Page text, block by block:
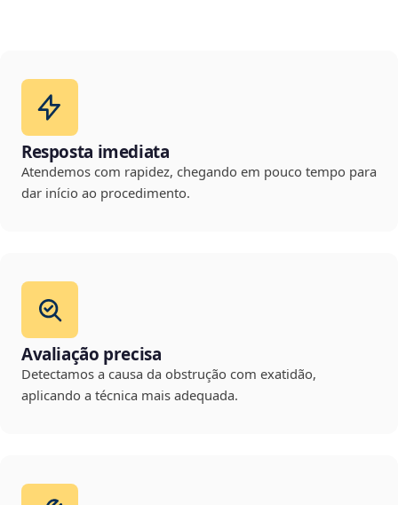
Resposta imediata
Atendemos com rapidez, chegando em pouco tempo para
dar início ao procedimento.
Avaliação precisa
Detectamos a causa da obstrução com exatidão,
aplicando a técnica mais adequada.